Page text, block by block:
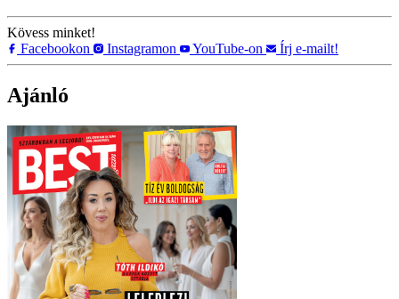
Kövess minket!
Facebookon
Instagramon YouTube-on Írj e-mailt!
Ajánló